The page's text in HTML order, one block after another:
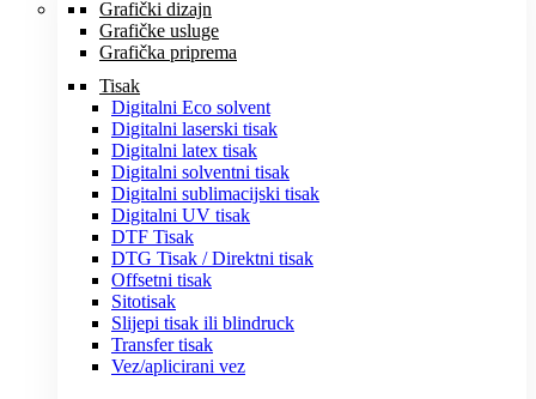
Grafički dizajn
Grafičke usluge
Grafička priprema
Tisak
Digitalni Eco solvent
Digitalni laserski tisak
Digitalni latex tisak
Digitalni solventni tisak
Digitalni sublimacijski tisak
Digitalni UV tisak
DTF Tisak
DTG Tisak / Direktni tisak
Offsetni tisak
Sitotisak
Slijepi tisak ili blindruck
Transfer tisak
Vez/aplicirani vez